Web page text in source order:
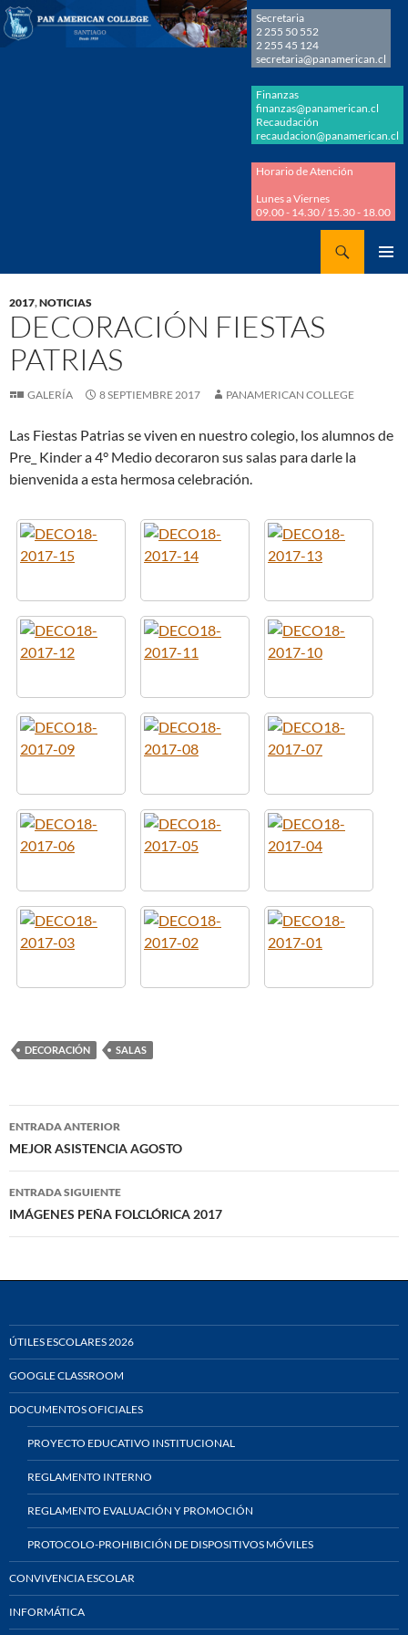
Secretaria
2 255 50 552
2 255 45 124
secretaria@panamerican.cl
Finanzas
finanzas@panamerican.cl
Recaudación
recaudacion@panamerican.cl
Horario de Atención
Lunes a Viernes
09.00 - 14.30 / 15.30 - 18.00
CONTENIDO
2017,NOTICIAS
DECORACIÓN FIESTAS
PATRIAS
GALERÍA 8 SEPTIEMBRE 2017 PANAMERICAN COLLEGE
Las Fiestas Patrias se viven en nuestro colegio, los alumnos de
Pre_ Kinder a 4° Medio decoraron sus salas para darle la
bienvenida a esta hermosa celebración.
DECORACIÓN SALAS
Navegación
de
entradas
ENTRADA ANTERIOR
MEJOR ASISTENCIA AGOSTO
ENTRADA SIGUIENTE
IMÁGENES PEÑA FOLCLÓRICA 2017
ÚTILES ESCOLARES 2026
GOOGLE CLASSROOM
DOCUMENTOS OFICIALES
PROYECTO EDUCATIVO INSTITUCIONAL
REGLAMENTO INTERNO
REGLAMENTO EVALUACIÓN Y PROMOCIÓN
PROTOCOLO-PROHIBICIÓN DE DISPOSITIVOS MÓVILES
CONVIVENCIA ESCOLAR
INFORMÁTICA